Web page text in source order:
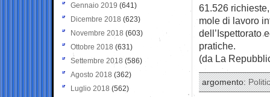
61.526
mole di lavoro
dell’Ispettorato
pratiche.
(da La
argomento:
Gennaio 2019 (641)
Dicembre 2018 (623)
Novembre 2018 (603)
Ottobre 2018 (631)
Settembre 2018 (586)
Agosto 2018 (362)
Luglio 2018 (562)